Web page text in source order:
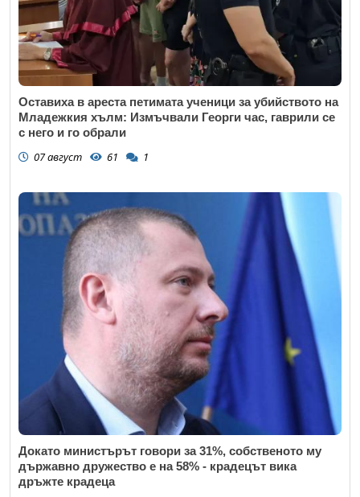
Оставиха в ареста петимата ученици за убийството на
Младежкия хълм: Измъчвали Георги час, гаврили се
с него и го обрали
07 август 61 1
Докато министърът говори за 31%, собственото му
държавно дружество е на 58% - крадецът вика
дръжте крадеца